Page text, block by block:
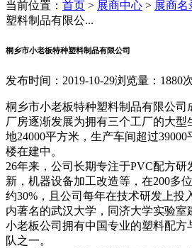
当前位置： 首页 > 展商中心 > 展商名
塑料制品有限公...
桐乡市小老板特种塑料制品有限公司
发布时间：2019-10-29浏览量：1880
桐乡市小老板特种塑料制品有限公司
厂房逐渐发展为拥有三个工厂的大型
地24000平方米，生产车间超过
楼在建中。
26年来，公司长期专注于PVC配方研
新，机器设备加工改造等，在200多
约30%，且公司每年在技术研发上投
内著名的武汉大学，同济大学实验
小老板公司拥有中国专业的塑料配方
队之一。